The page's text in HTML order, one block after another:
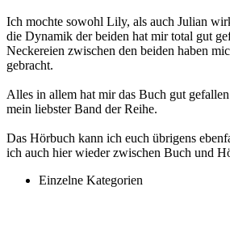
Ich mochte sowohl Lily, als auch Julian
die Dynamik der beiden hat mir total gut
Neckereien zwischen den beiden haben
gebracht.
Alles in allem hat mir das Buch gut
mein liebster Band der Reihe.
Das Hörbuch kann ich euch übrigens
ich auch hier wieder zwischen Buch und
Einzelne Kategorien